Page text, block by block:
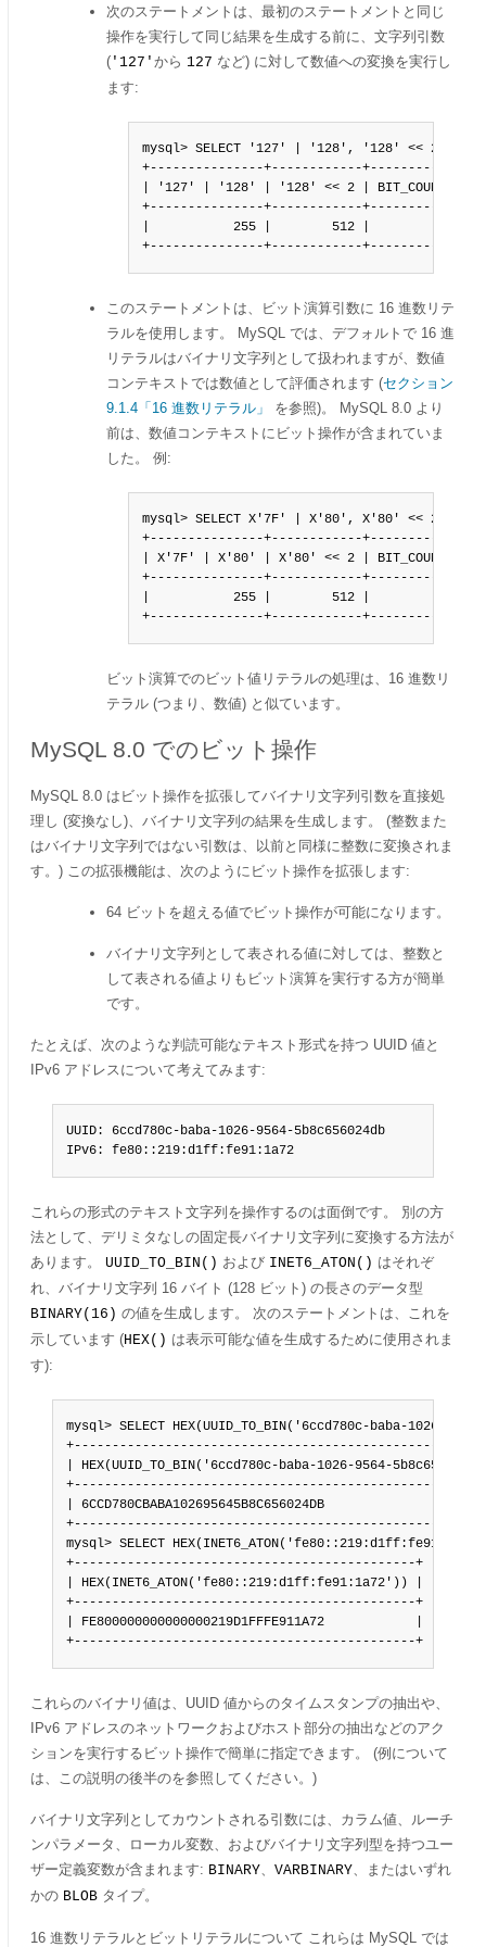
次のステートメントは、最初のステートメントと同じ
操作を実行して同じ結果を生成する前に、文字列引数
( '127' から 127 など) に対して数値への変換を実行し
ます:
mysql> SELECT '127' | '128', '128' << 2,
+---------------+------------
| '127' | '128' | '128' << 2 |
+---------------+------------
|           255 |        512 |
+---------------+------------
このステートメントは、ビット演算引数に 16 進数リテ
ラルを使用します。 MySQL では、デフォルトで 16 進
リテラルはバイナリ文字列として扱われますが、数値
コンテキストでは数値として評価されます (セクション
9.1.4「16 進数リテラル」
を参照)。 MySQL 8.0 より
前は、数値コンテキストにビット操作が含まれていま
した。 例:
mysql> SELECT X'7F' | X'80', X'80' << 2,
+---------------+------------
| X'7F' | X'80' | X'80' << 2 |
+---------------+------------
|           255 |        512 |
+---------------+------------
ビット演算でのビット値リテラルの処理は、16 進数リ
テラル (つまり、数値) と似ています。
MySQL 8.0 でのビット操作
MySQL 8.0 はビット操作を拡張してバイナリ文字列引数を直接処
理し (変換なし)、バイナリ文字列の結果を生成します。 (整数また
はバイナリ文字列ではない引数は、以前と同様に整数に変換されま
す。) この拡張機能は、次のようにビット操作を拡張します:
64 ビットを超える値でビット操作が可能になります。
バイナリ文字列として表される値に対しては、整数と
して表される値よりもビット演算を実行する方が簡単
です。
たとえば、次のような判読可能なテキスト形式を持つ UUID 値と
IPv6 アドレスについて考えてみます:
UUID: 6ccd780c-baba-1026-9564-5b8c656024db
IPv6: fe80::219:d1ff:fe91:1a72
これらの形式のテキスト文字列を操作するのは面倒です。 別の方
法として、デリミタなしの固定長バイナリ文字列に変換する方法が
あります。 UUID_TO_BIN() および INET6_ATON() はそれぞ
れ、バイナリ文字列 16 バイト (128 ビット) の長さのデータ型
BINARY(16) の値を生成します。 次のステートメントは、これを
示しています (HEX() は表示可能な値を生成するために使用されま
す):
mysql> SELECT HEX(UUID_TO_BIN('6ccd780c-baba-1026-
| HEX(UUID_TO_BIN('6ccd780c-baba-1026-9564-
| 6CCD780CBABA102695645B8C656024DB
mysql> SELECT
+---------------------------------------------+
| HEX(INET6_ATON('fe80::219:d1ff:fe91:1a72')) |
+---------------------------------------------+
| FE800000000000000219D1FFFE911A72            |
+---------------------------------------------+
これらのバイナリ値は、UUID 値からのタイムスタンプの抽出や、
IPv6 アドレスのネットワークおよびホスト部分の抽出などのアク
ションを実行するビット操作で簡単に指定できます。 (例について
は、この説明の後半のを参照してください。)
バイナリ文字列としてカウントされる引数には、カラム値、ルーチ
ンパラメータ、ローカル変数、およびバイナリ文字列型を持つユー
ザー定義変数が含まれます: BINARY、 VARBINARY、またはいずれ
かの BLOB タイプ。
16 進数リテラルとビットリテラルについて これらは MySQL では